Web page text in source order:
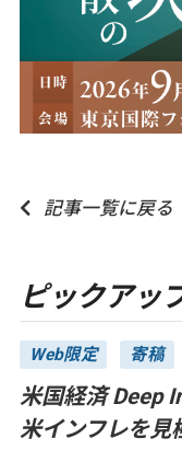
記事一覧に戻る
ピックアッ
Web限定 寄稿
米国経済
米インフレを見